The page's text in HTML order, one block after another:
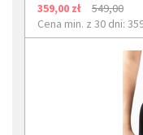
359,00 zł
549,00
Cena min. z 30 dni: